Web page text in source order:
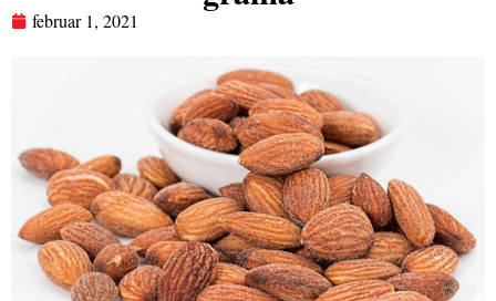
februar 1, 2021